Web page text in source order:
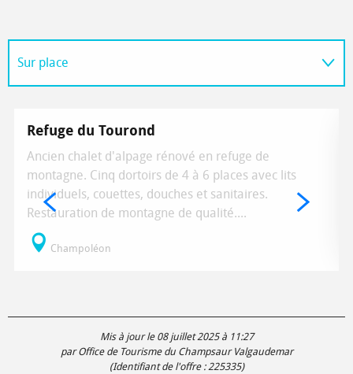
Sur place
Refuge du Tourond
Ancien chalet d'alpage rénové en refuge de
montagne. Cinq dortoirs de 4 à 6 places avec lits
individuels, couettes, douches et sanitaires.
Restauration de montagne de qualité....
Champoléon
Mis à jour le 08 juillet 2025 à 11:27
par Office de Tourisme du Champsaur Valgaudemar
(Identifiant de l'offre : 225335)